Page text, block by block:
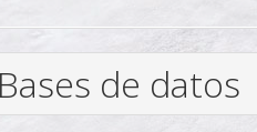
Bases de datos